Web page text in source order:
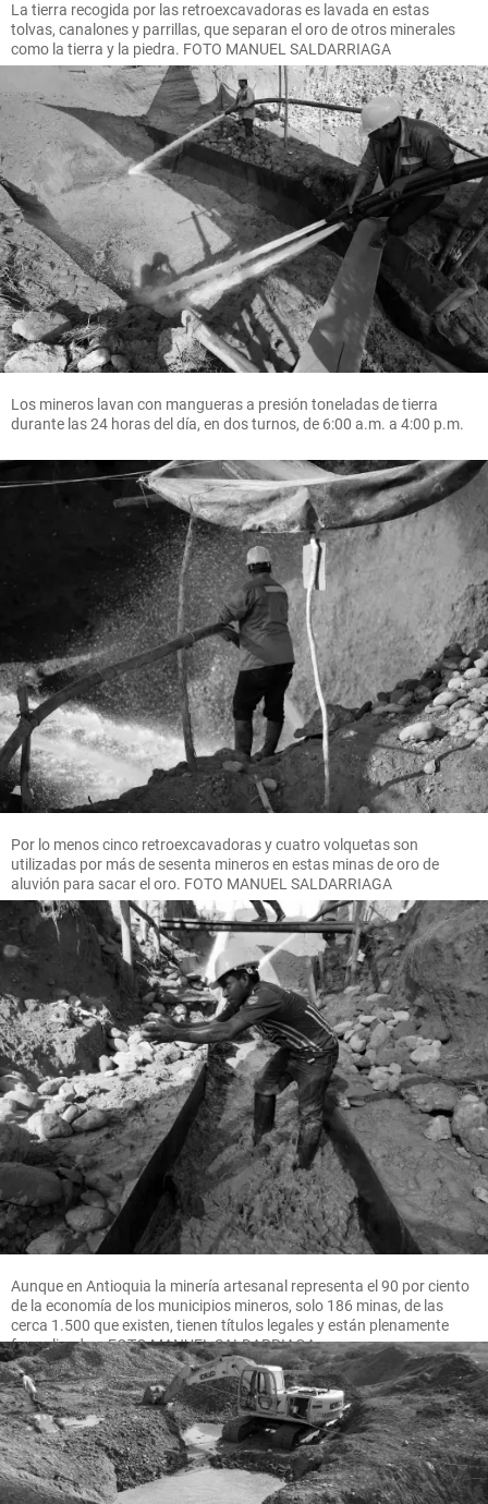
La tierra recogida por las retroexcavadoras es lavada en estas
tolvas, canalones y parrillas, que separan el oro de otros minerales
como la tierra y la piedra. FOTO MANUEL SALDARRIAGA
Los mineros lavan con mangueras a presión toneladas de tierra
durante las 24 horas del día, en dos turnos, de 6:00 a.m. a 4:00 p.m.
Por lo menos cinco retroexcavadoras y cuatro volquetas son
utilizadas por más de sesenta mineros en estas minas de oro de
aluvión para sacar el oro. FOTO MANUEL SALDARRIAGA
Aunque en Antioquia la minería artesanal representa el 90 por ciento
de la economía de los municipios mineros, solo 186 minas, de las
cerca 1.500 que existen, tienen títulos legales y están plenamente
formalizadas. FOTO MANUEL SALDARRIAGA